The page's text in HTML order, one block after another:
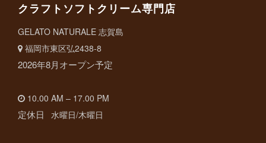
クラフトソフトクリーム専門店
GELATO NATURALE 志賀島
福岡市東区弘2438-8
2026年8月オープン予定
10.00 AM – 17.00 PM
定休日 水曜日/木曜日